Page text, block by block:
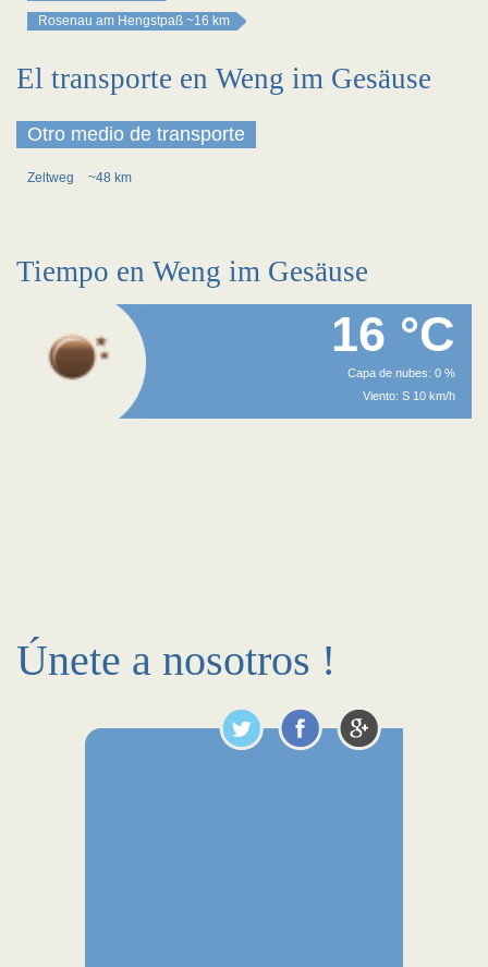
Rosenau am Hengstpaß ~16 km
El transporte en Weng im Gesäuse
Otro medio de transporte
Zeltweg ~48 km
Tiempo en Weng im Gesäuse
16 °C
Capa de nubes: 0 %
Viento: S 10 km/h
Únete a nosotros !